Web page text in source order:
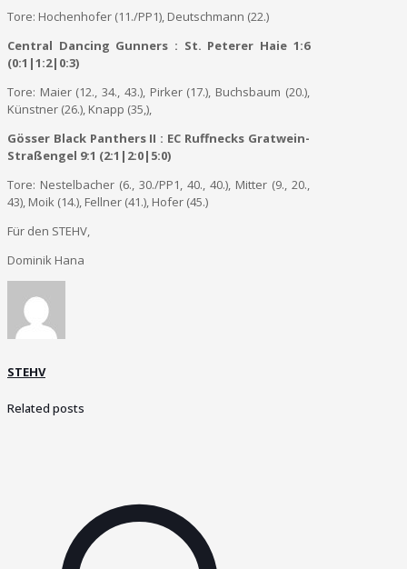
Tore: Hochenhofer (11./PP1), Deutschmann (22.)
Central Dancing Gunners : St. Peterer Haie 1:6
(0:1|1:2|0:3)
Tore: Maier (12., 34., 43.), Pirker (17.), Buchsbaum (20.),
Künstner (26.), Knapp (35,),
Gösser Black Panthers II : EC Ruffnecks Gratwein-
Straßengel 9:1 (2:1|2:0|5:0)
Tore: Nestelbacher (6., 30./PP1, 40., 40.), Mitter (9., 20.,
43), Moik (14.), Fellner (41.), Hofer (45.)
Für den STEHV,
Dominik Hana
STEHV
Related posts